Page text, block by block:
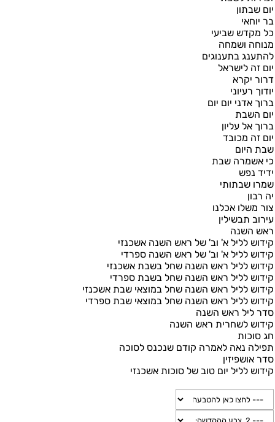
יום שבתון
בר יוחאי
כל מקדש שביעי
מנוחה ושמחה
להתענג בתענוגים
יום זה לישראל
דרור יקרא
יודוך רעיוני
ברוך אדני יום יום
יום השבת
ברוך אל עליון
יום זה מכובד
שבת היום
כי אשמרה שבת
ידיד נפש
שמרו שבתותי
יה רבון
צור משלו אכלנו
עירוב תבשילין
ראש השנה
קידוש לליל א' וב' של ראש השנה אשכנזי
קידוש לליל א' וב' של ראש השנה ספרדי
קידוש לליל ראש השנה שחל בשבת אשכנזי
קידוש לליל ראש השנה שחל בשבת ספרדי
קידוש לליל ראש השנה שחל במוצאי שבת אשכנזי
קידוש לליל ראש השנה שחל במוצאי שבת ספרדי
סדר ליל ראש השנה
קידוש לשחרית ראש השנה
חג סוכות
תפילה נאה לאמרה קודם שנכנס לסוכה
סדר אושפיזין
קידוש לליל יום טוב של סוכות אשכנזי